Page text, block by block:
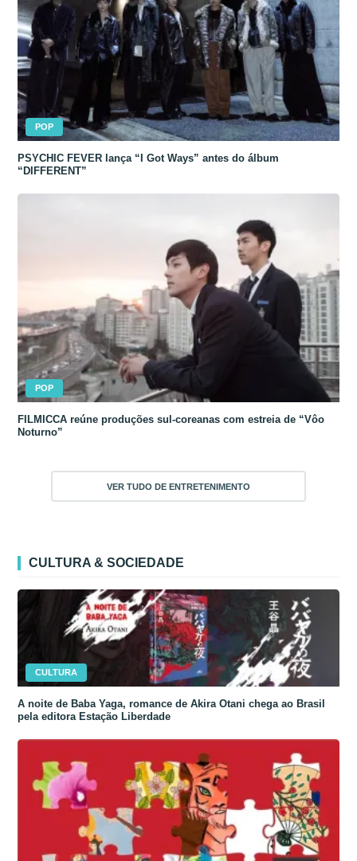
POP
PSYCHIC FEVER lança “I Got Ways” antes do álbum
“DIFFERENT”
POP
FILMICCA reúne produções sul-coreanas com estreia de “Vôo
Noturno”
VER TUDO DE ENTRETENIMENTO
CULTURA & SOCIEDADE
CULTURA
A noite de Baba Yaga, romance de Akira Otani chega ao Brasil
pela editora Estação Liberdade